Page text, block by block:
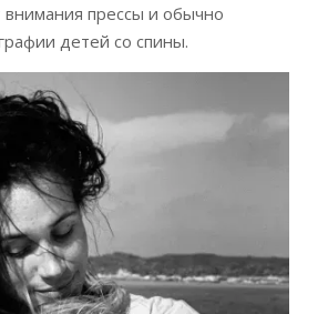
внимания прессы и обычно
детей со спины.